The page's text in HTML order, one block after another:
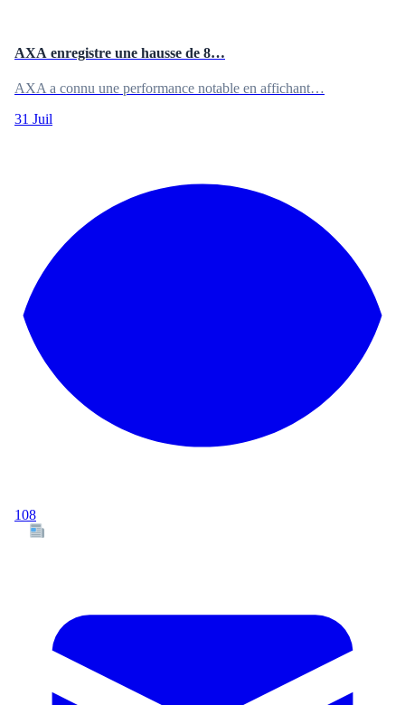
AXA enregistre une hausse de 8…
AXA a connu une performance notable en affichant…
31 Juil
108